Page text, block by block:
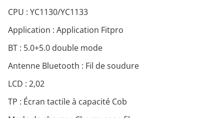
CPU : YC1130/YC1133
Application : Application Fitpro
BT : 5.0+5.0 double mode
Antenne Bluetooth : Fil de soudure
LCD : 2,02
TP : Écran tactile à capacité Cob